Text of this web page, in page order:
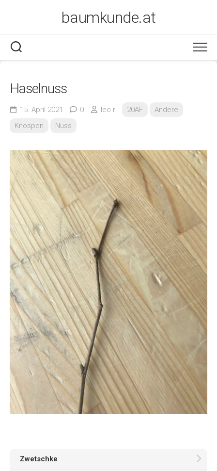
baumkunde.at
Haselnuss
15. April 2021 0 leo r 20AF
Andere
Knospen
Nuss
Zwetschke